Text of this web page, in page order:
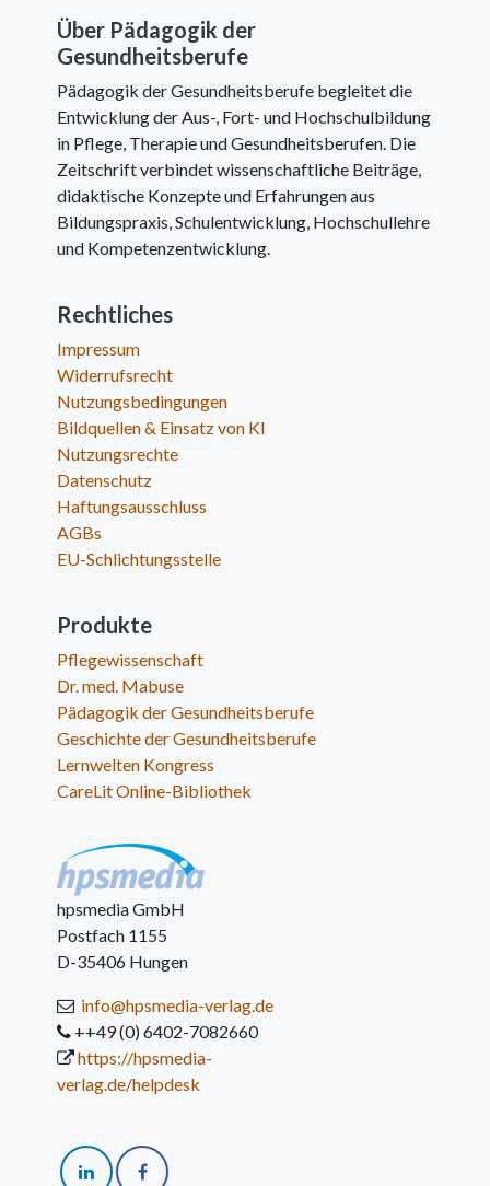
Über Pädagogik der
Gesundheitsberufe
Pädagogik der Gesundheitsberufe begleitet die
Entwicklung der Aus-, Fort- und Hochschulbildung
in Pflege, Therapie und Gesundheitsberufen. Die
Zeitschrift verbindet wissenschaftliche Beiträge,
didaktische Konzepte und Erfahrungen aus
Bildungspraxis, Schulentwicklung, Hochschullehre
und Kompetenzentwicklung.
Rechtliches
Impressum
Widerrufsrecht
Nutzungsbedingungen
Bildquellen & Einsatz von KI
Nutzungsrechte
Datenschutz
Haftungsausschluss
AGBs
EU-Schlichtungsstelle
Produkte
Pflegewissenschaft
Dr. med. Mabuse
Pädagogik der Gesundheitsberufe
Geschichte der Gesundheitsberufe
Lernwelten Kongress
CareLit Online-Bibliothek
hpsmedia GmbH
Postfach 1155
D-35406 Hungen
info@hpsmedia-verlag.de
++49 (0) 6402-7082660
https://hpsmedia-
verlag.de/helpdesk